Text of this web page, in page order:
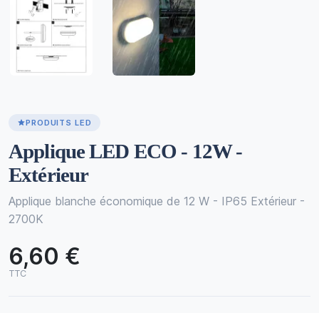
PRODUITS LED
Applique LED ECO - 12W -
Extérieur
Applique blanche économique de 12 W - IP65 Extérieur -
2700K
6,60 €
TTC